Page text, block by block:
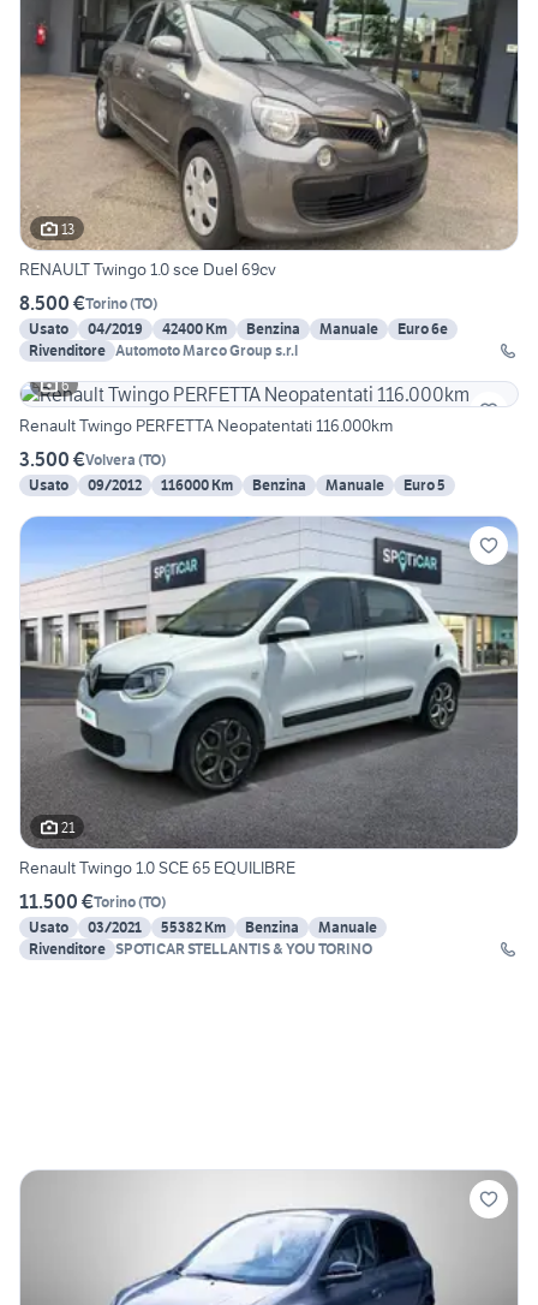
13
RENAULT Twingo 1.0 sce Duel 69cv
8.500 €Torino(TO)
Usato
04/2019 42400 Km Benzina Manuale
Euro 6e
Rivenditore Automoto Marco Group s.r.l
6
Renault Twingo PERFETTA Neopatentati 116.000km
3.500 €Volvera (TO)
Usato
09/2012 116000 Km Benzina Manuale Euro 5
21
Renault Twingo 1.0 SCE 65 EQUILIBRE
11.500 €Torino(TO)
Usato
03/2021 55382 Km Benzina
Manuale
Rivenditore SPOTICAR STELLANTIS & YOU TORINO